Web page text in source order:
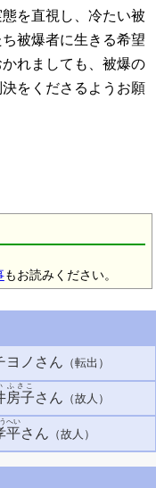
を直視し、冷たい被
被爆者に生きる希望
れましても、被爆の
をくださるようお願
もお読みください。
ヨノさん （転出）
房子
ふさこ
さん （故人）
平
へい
さん （故人）